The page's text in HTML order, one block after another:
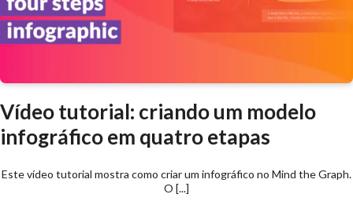
Vídeo tutorial: criando um modelo
infográfico em quatro etapas
Este vídeo tutorial mostra como criar um infográfico no Mind the Graph.
O [...]